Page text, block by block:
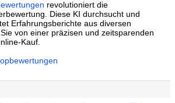
revolutioniert die
Diese KI durchsucht und
Erfahrungsberichte aus diversen
von einer präzisen und zeitsparenden
Kauf.